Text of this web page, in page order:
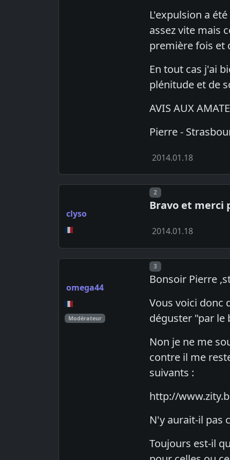
L'expulsion a
assez vite mais
première fois et
En tout cas j'ai
plénitude et de
AVIS AUX
Pierre -
2014.01.18
clyso
Post number
2
Bravo et merci
2014.01.18
omega44
Modérateur
Post number
3
Bonsoir Pierre
Vous voici donc
déguster "par le
Non je ne me
contre il me
suivants :
http://
N'y aurait-il pas
Toujours est-il